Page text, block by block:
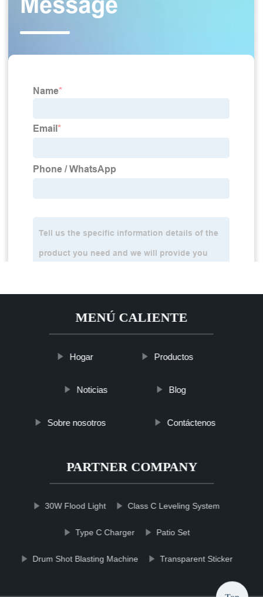
MENÚ CALIENTE
Hogar Productos
Noticias Blog
Sobre nosotros Contáctenos
PARTNER COMPANY
30W Flood Light Class C Leveling System
Type C Charger Patio Set
Drum Shot Blasting Machine Transparent Sticker